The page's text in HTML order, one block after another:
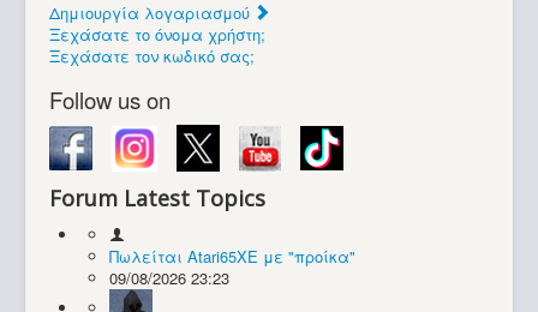
Συλλογές / Projects
Δημιουργία λογαριασμού
Ξεχάσατε το όνομα χρήστη;
Ξεχάσατε τον κωδικό σας;
Follow us on
Forum Latest Topics
Πωλείται Atari65XE με "προίκα"
09/08/2026 23:23